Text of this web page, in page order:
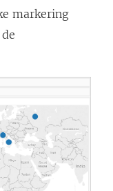
e
e
o
p
e
n
d
markering